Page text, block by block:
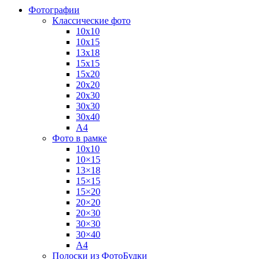
Фотографии
Классические фото
10х10
10х15
13х18
15х15
15х20
20х20
20х30
30х30
30х40
А4
Фото в рамке
10х10
10×15
13×18
15×15
15×20
20×20
20×30
30×30
30×40
A4
Полоски из ФотоБудки